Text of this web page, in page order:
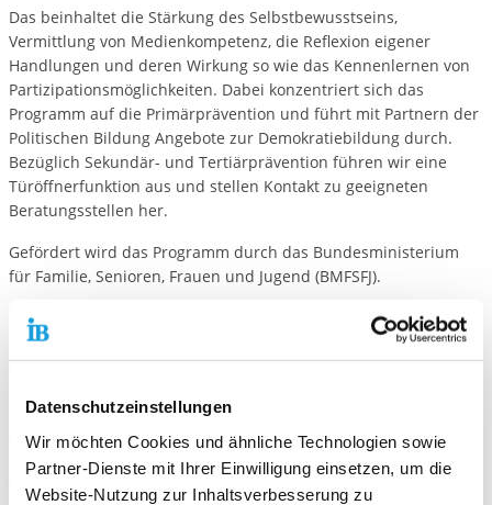
Datenschutzeinstellungen
Wir möchten Cookies und ähnliche Technologien sowie
Partner-Dienste mit Ihrer Einwilligung einsetzen, um die
Website-Nutzung zur Inhaltsverbesserung zu
Das beinhaltet die Stärkung des Selbstbewusstseins,
Vermittlung von Medienkompetenz, die Reflexion eigener
Handlungen und deren Wirkung so wie das Kennenlernen von
Partizipationsmöglichkeiten. Dabei konzentriert sich das
Programm auf die Primärprävention und führt mit Partnern der
Politischen Bildung Angebote zur Demokratiebildung durch.
Bezüglich Sekundär- und Tertiärprävention führen wir eine
Türöffnerfunktion aus und stellen Kontakt zu geeigneten
Beratungsstellen her.
Gefördert wird das Programm durch das Bundesministerium
für Familie, Senioren, Frauen und Jugend (BMFSFJ).
Adresse:
Simonsstraße 6
42117 Wuppertal
Ansprechpartner: